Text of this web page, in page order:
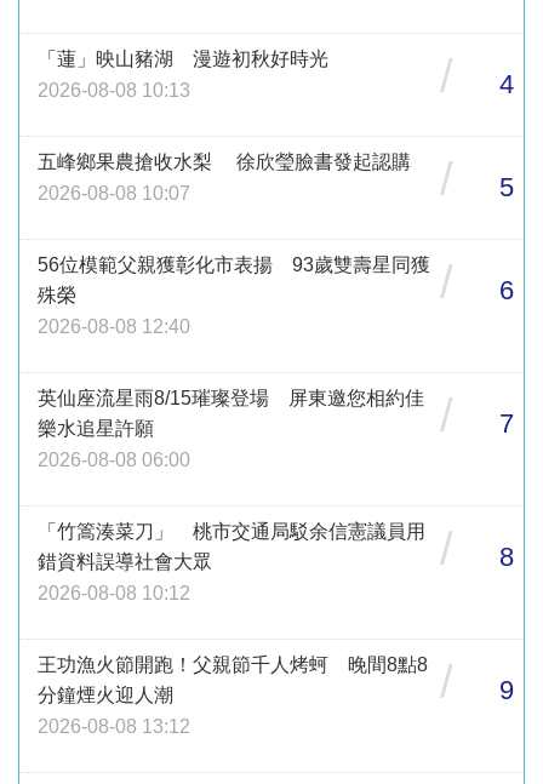
「蓮」映山豬湖 漫遊初秋好時光
2026-08-08 10:13
/ 4
五峰鄉果農搶收水梨 徐欣瑩臉書發起認購
2026-08-08 10:07
/ 5
56位模範父親獲彰化市表揚 93歲雙壽星同獲
殊榮
2026-08-08 12:40
/ 6
英仙座流星雨8/15璀璨登場 屏東邀您相約佳
樂水追星許願
2026-08-08 06:00
/ 7
「竹篙湊菜刀」 桃市交通局駁余信憲議員用
錯資料誤導社會大眾
2026-08-08 10:12
/ 8
王功漁火節開跑！父親節千人烤蚵 晚間8點8
分鐘煙火迎人潮
2026-08-08 13:12
/ 9